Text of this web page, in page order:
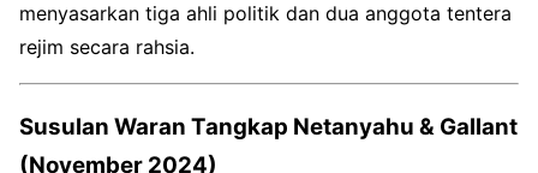
menyasarkan tiga ahli politik dan dua anggota tentera
rejim secara rahsia.
Susulan Waran Tangkap Netanyahu & Gallant
(November 2024)